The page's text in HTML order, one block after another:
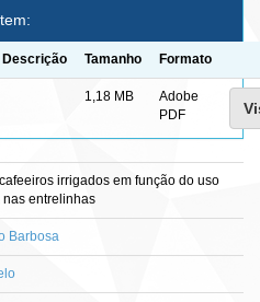
Descrição Tamanho Formato
1,18 MB
Adobe
PDF
irrigados em função do uso
entrelinhas
Barbosa